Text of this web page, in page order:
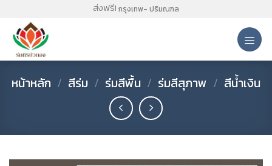
content
ส่งฟรี! กรุงเทพ- ปริมณฑล
หน้าหลัก / สีร่ม / ร่มสีพื้น / ร่มสีสุภาพ / สีน้ำเงิน